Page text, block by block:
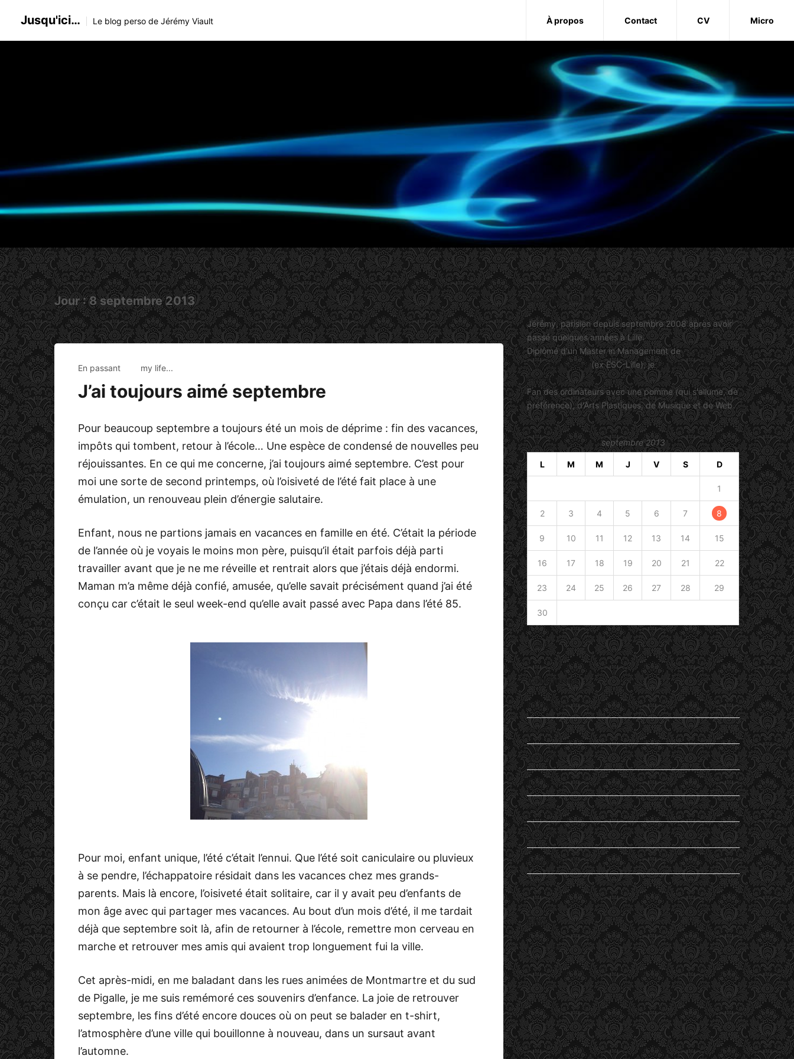
Jusqu'ici… Le blog perso de Jérémy Viault À propos Contact CV Micro
Jour :8 septembre 2013
En passant my life...
J’ai toujours aimé septembre
Pour beaucoup septembre a toujours été un mois de déprime : fin des vacances,
impôts qui tombent, retour à l’école… Une espèce de condensé de nouvelles peu
réjouissantes. En ce qui me concerne, j’ai toujours aimé septembre. C’est pour
moi une sorte de second printemps, où l’oisiveté de l’été fait place à une
émulation, un renouveau plein d’énergie salutaire.
Enfant, nous ne partions jamais en vacances en famille en été. C’était la période
de l’année où je voyais le moins mon père, puisqu’il était parfois déjà parti
travailler avant que je ne me réveille et rentrait alors que j’étais déjà endormi.
Maman m’a même déjà confié, amusée, qu’elle savait précisément quand j’ai été
conçu car c’était le seul week-end qu’elle avait passé avec Papa dans l’été 85.
Pour moi, enfant unique, l’été c’était l’ennui. Que l’été soit caniculaire ou pluvieux
à se pendre, l’échappatoire résidait dans les vacances chez mes grands-
parents. Mais là encore, l’oisiveté était solitaire, car il y avait peu d’enfants de
mon âge avec qui partager mes vacances. Au bout d’un mois d’été, il me tardait
déjà que septembre soit là, afin de retourner à l’école, remettre mon cerveau en
marche et retrouver mes amis qui avaient trop longuement fui la ville.
Cet après-midi, en me baladant dans les rues animées de Montmartre et du sud
de Pigalle, je me suis remémoré ces souvenirs d’enfance. La joie de retrouver
septembre, les fins d’été encore douces où on peut se balader en t-shirt,
l’atmosphère d’une ville qui bouillonne à nouveau, dans un sursaut avant
l’automne.
Jérémy Viault
Jérémy, parisien depuis septembre 2008 après avoir
passé quelques années à Lille.
Diplômé d'un Master in Management deSKEMA
Business School (ex ESC-Lille), jetravaille dans le
marketing.
Fan des ordinateurs avec une pomme (qui s'allume, de
préférence), d'Arts Plastiques, de Musique et de Web.
septembre 2013
L M M J V S D
1
2 3 4 5 6 7 8
9 10 11 12 13 14 15
16 17 18 19 20 21 22
23 24 25 26 27 28 29
30
« Jan
Catégories
En passant
Entendu
General
Lu
my life…
Non classé
Student's Life
Vu
ESC
ESC Lille